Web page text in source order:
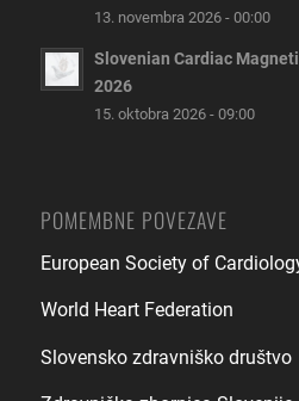
13. novembra 2026 - 00:00
Slovenian Cardiac
2026
15. oktobra 2026 - 09:00
POMEMBNE POVEZAVE
European Society of
World Heart Federation
Slovensko zdravniško društvo